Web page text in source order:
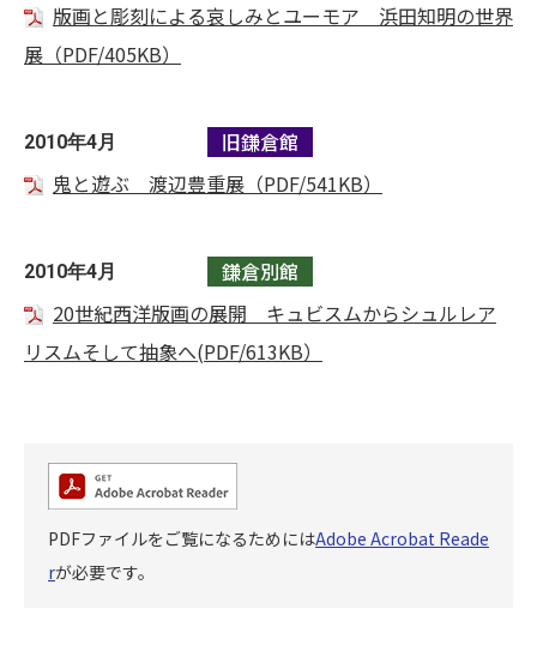
版画と彫刻による哀しみとユーモア 浜田知明の世界
展（PDF/405KB）
2010年4月
旧鎌倉館
鬼と遊ぶ 渡辺豊重展（PDF/541KB）
2010年4月
鎌倉別館
20世紀西洋版画の展開 キュビスムからシュルレア
リスムそして抽象へ(PDF/613KB）
PDFファイルをご覧になるためにはAdobe Acrobat Reade
rが必要です。